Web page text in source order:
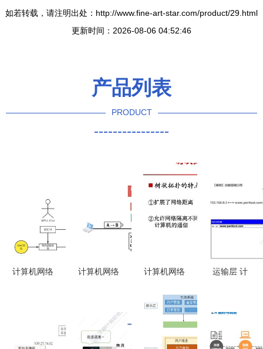
如若转载，请注明出处：http://www.fine-art-star.com/product/29.html
更新时间：2026-08-06 04:52:46
产品列表
PRODUCT
----------------
计算机网络
理与抓包实
计算机网络
计算机网络
务概论
运输层 计